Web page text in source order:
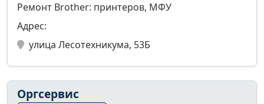
Ремонт Brother: принтеров, МФУ
Адрес:
улица Лесотехникума, 53Б
Оргсервис